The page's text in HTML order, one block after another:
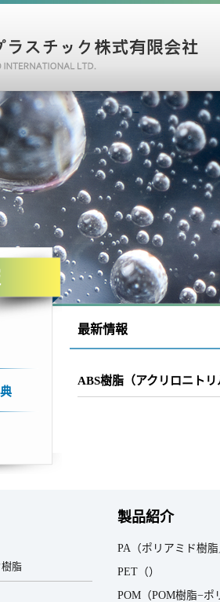
最新情報
ABS樹脂（アクリロニト
脂
製品紹介
PA（ポリアミド樹
PET（）
POM（POM樹脂−